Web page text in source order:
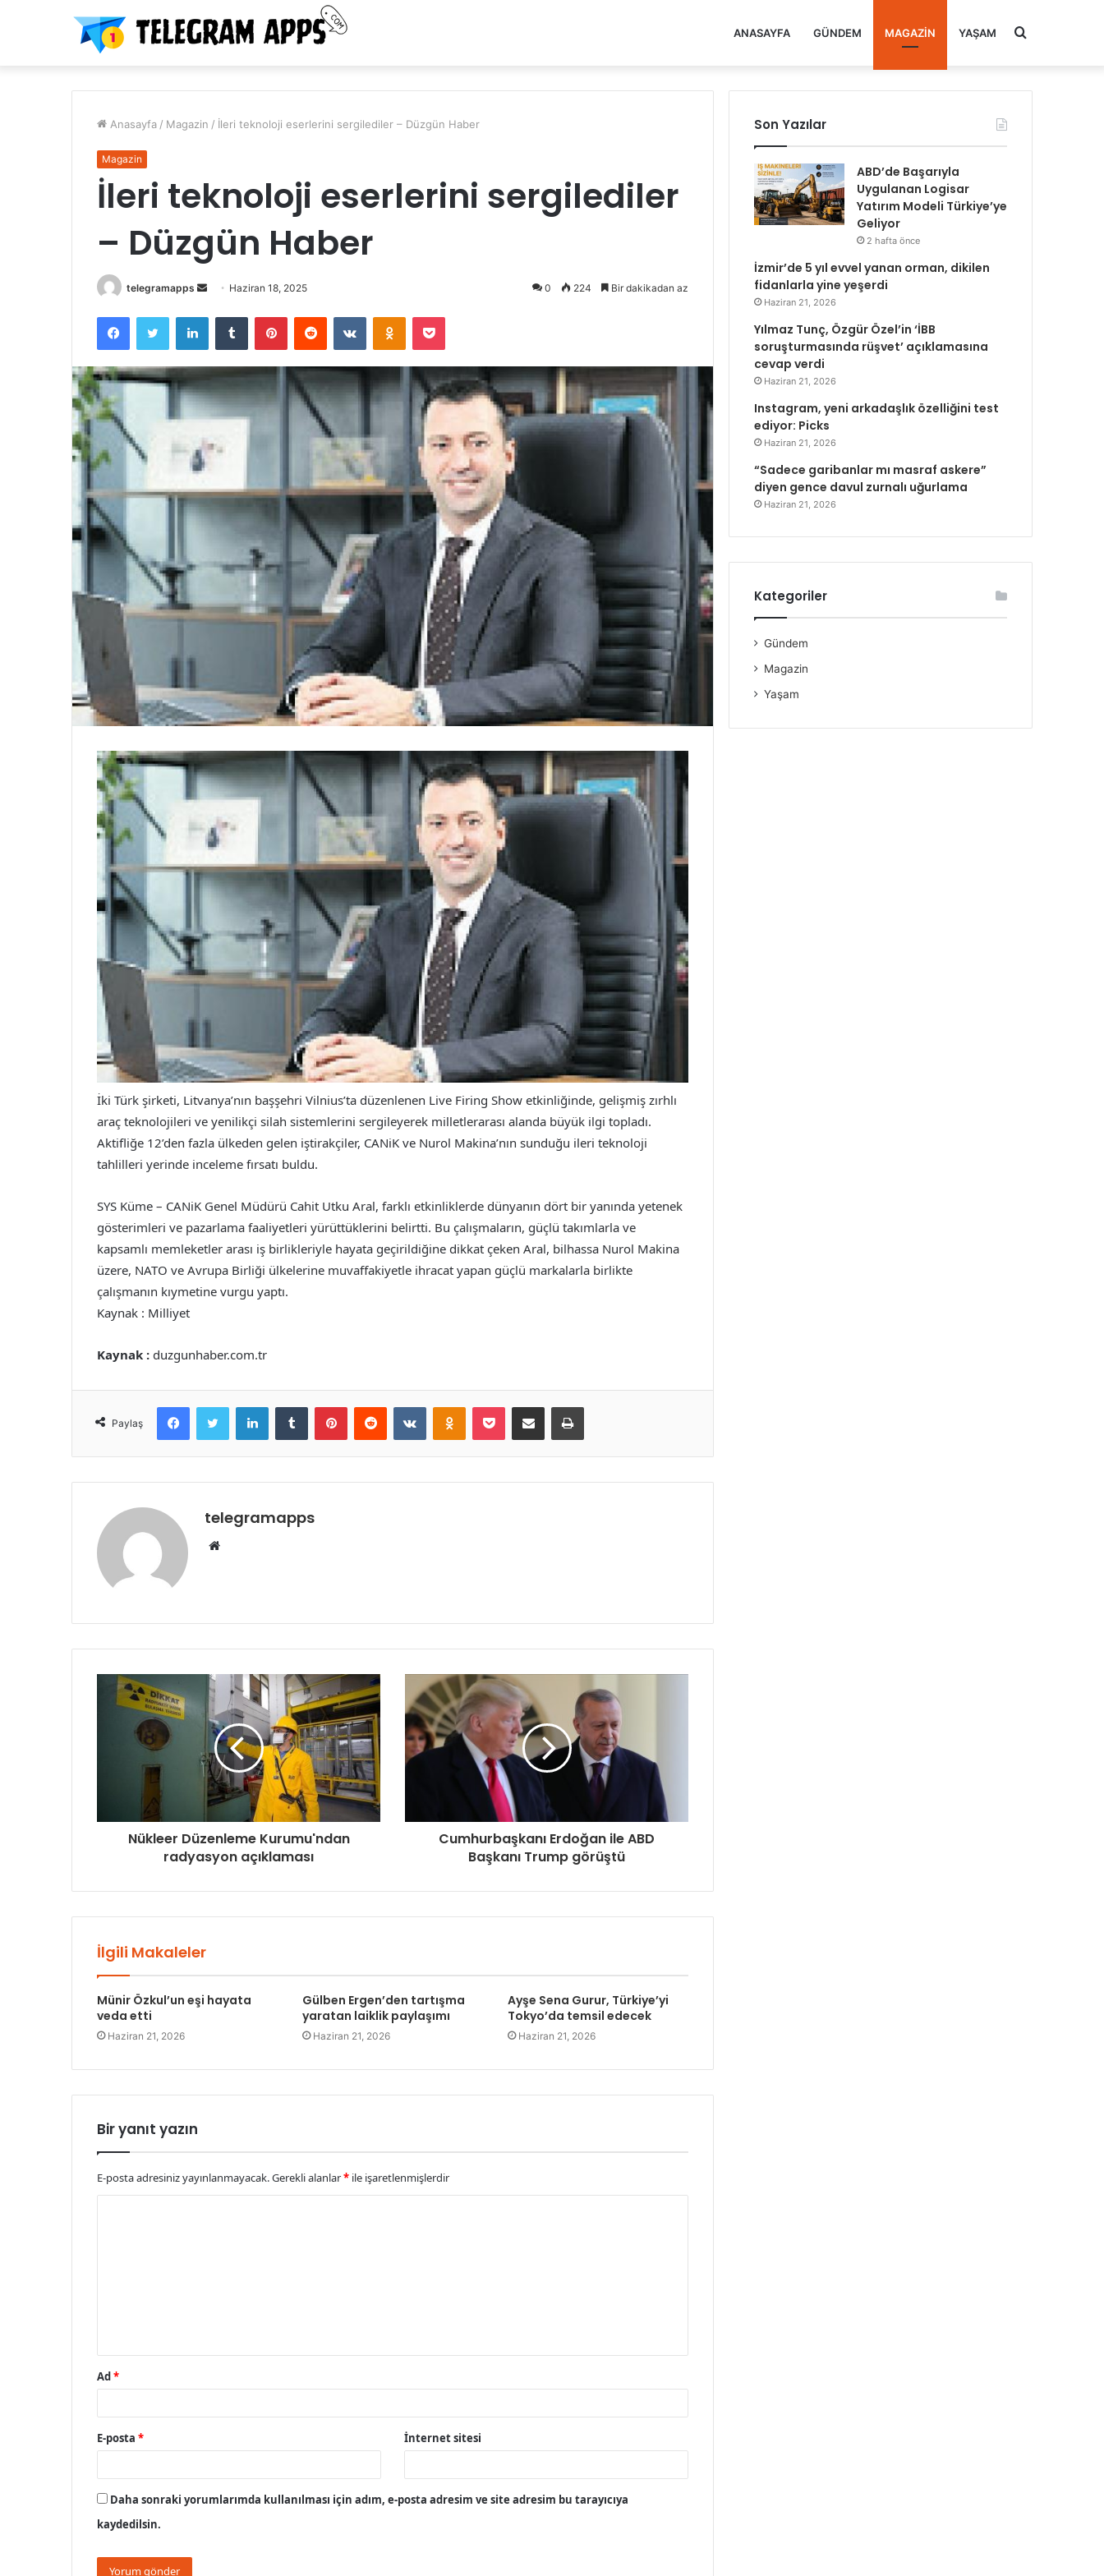
ANASAYFA GÜNDEM MAGAZIN YAŞAM Arama
Anasayfa / Magazin / İleri teknoloji eserlerini sergilediler – Düzgün Haber
Magazin
İleri teknoloji eserlerini sergilediler
– Düzgün Haber
telegramapps
Bir
posta
göndermek
Haziran 18, 2025 0 224 Bir dakikadan az
FacebookTwitter LinkedInTumblr PinterestReddit VKontakteOdnoklassniki
Pocket
İki Türk şirketi, Litvanya’nın başşehri Vilnius’ta düzenlenen Live Firing Show etkinliğinde, gelişmiş zırhlı
araç teknolojileri ve yenilikçi silah sistemlerini sergileyerek milletlerarası alanda büyük ilgi topladı.
Aktifliğe 12’den fazla ülkeden gelen iştirakçiler, CANiK ve Nurol Makina’nın sunduğu ileri teknoloji
tahlilleri yerinde inceleme fırsatı buldu.
SYS Küme – CANiK Genel Müdürü Cahit Utku Aral, farklı etkinliklerde dünyanın dört bir yanında yetenek
gösterimleri ve pazarlama faaliyetleri yürüttüklerini belirtti. Bu çalışmaların, güçlü takımlarla ve
kapsamlı memleketler arası iş birlikleriyle hayata geçirildiğine dikkat çeken Aral, bilhassa Nurol Makina
üzere, NATO ve Avrupa Birliği ülkelerine muvaffakiyetle ihracat yapan güçlü markalarla birlikte
çalışmanın kıymetine vurgu yaptı.
Kaynak : Milliyet
Kaynak : duzgunhaber.com.tr
Paylaş
FacebookTwitter LinkedInTumblr PinterestReddit VKontakteOdnoklassniki
Pocket E-Posta ile paylaş Yazdır
telegramapps
Web
Nükleer Düzenleme Kurumu'ndan
radyasyon açıklaması
Cumhurbaşkanı Erdoğan ile ABD
Başkanı Trump görüştü
İlgili Makaleler
Münir Özkul’un eşi hayata
veda etti
Haziran 21, 2026
Gülben Ergen’den tartışma
yaratan laiklik paylaşımı
Haziran 21, 2026
Ayşe Sena Gurur, Türkiye’yi
Tokyo’da temsil edecek
Haziran 21, 2026
Bir yanıt yazın
E-posta adresiniz yayınlanmayacak.Gerekli alanlar* ile işaretlenmişlerdir
Ad*
E-posta * İnternet sitesi
Daha sonraki yorumlarımda kullanılması için adım, e-posta adresim ve site adresim bu tarayıcıya
kaydedilsin.
Son Yazılar
ABD’de Başarıyla
Uygulanan Logisar
Yatırım Modeli Türkiye’ye
Geliyor
2 hafta önce
İzmir’de 5 yıl evvel yanan orman, dikilen
fidanlarla yine yeşerdi
Haziran 21, 2026
Yılmaz Tunç, Özgür Özel’in ‘İBB
soruşturmasında rüşvet’ açıklamasına
cevap verdi
Haziran 21, 2026
Instagram, yeni arkadaşlık özelliğini test
ediyor: Picks
Haziran 21, 2026
“Sadece garibanlar mı masraf askere”
diyen gence davul zurnalı uğurlama
Haziran 21, 2026
Kategoriler
Gündem
Magazin
Yaşam